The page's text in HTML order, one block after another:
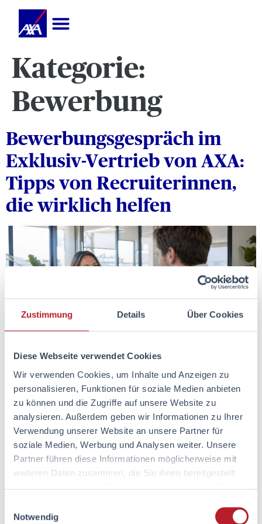
Zustimmung Details Über Cookies
Diese Webseite verwendet Cookies
Wir verwenden Cookies, um Inhalte und Anzeigen zu
personalisieren, Funktionen für soziale Medien anbieten
zu können und die Zugriffe auf unsere Website zu
analysieren. Außerdem geben wir Informationen zu Ihrer
Verwendung unserer Website an unsere Partner für
soziale Medien, Werbung und Analysen weiter. Unsere
Partner führen diese Informationen möglicherweise mit
weiteren Daten zusammen, die Sie ihnen bereitgestellt
Notwendig
Kategorie:
Bewerbung
Bewerbungsgespräch im
Exklusiv-Vertrieb von AXA:
Tipps von Recruiterinnen,
die wirklich helfen
Bewerbungsgespräch im Exklusiv-Vertrieb von AXA: Insider-
Tipps von zwei Vertriebsrecruiterinnen aus der
Vertriebsdirektion Nord zu Ablauf, Fragen und Vorbereitung.
Bewerbungsprozess im
Exklusiv-Vertrieb von AXA:
So läuft deine Bewerbung